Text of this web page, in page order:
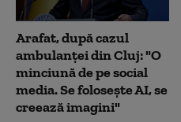
Arafat, după cazul
ambulanței din Cluj: "O
minciună de pe social
media. Se folosește AI, se
creează imagini"